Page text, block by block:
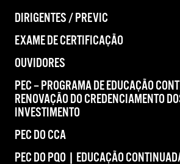
DIRIGENTES / PREVIC
EXAME DE CERTIFICAÇÃO
OUVIDORES
PEC – PROGRAMA DE EDUCAÇÃO
RENOVAÇÃO DO CREDENCIAMENTO
INVESTIMENTO
PEC DO CCA
PEC DO PQO | EDUCAÇÃO